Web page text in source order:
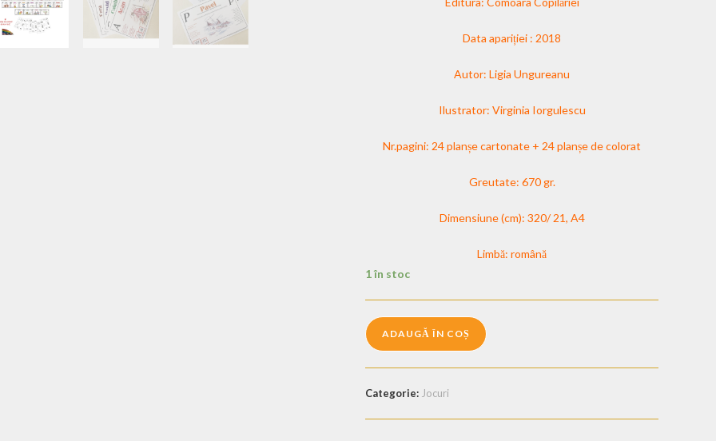
Data apariției : 2018
Autor: Ligia Ungureanu
Ilustrator: Virginia Iorgulescu
Nr.pagini: 24 planșe cartonate + 24 planșe de colorat
Greutate: 670 gr.
Dimensiune (cm): 320/ 21, A4
Limbă: română
1 în stoc
ADAUGĂ ÎN COȘ
Categorie: Jocuri